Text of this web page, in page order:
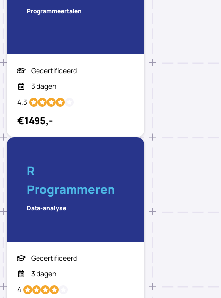
Programmeertalen
Gecertificeerd
3 dagen
4.3
€1495,-
R
Programmeren
Data-analyse
Gecertificeerd
3 dagen
4